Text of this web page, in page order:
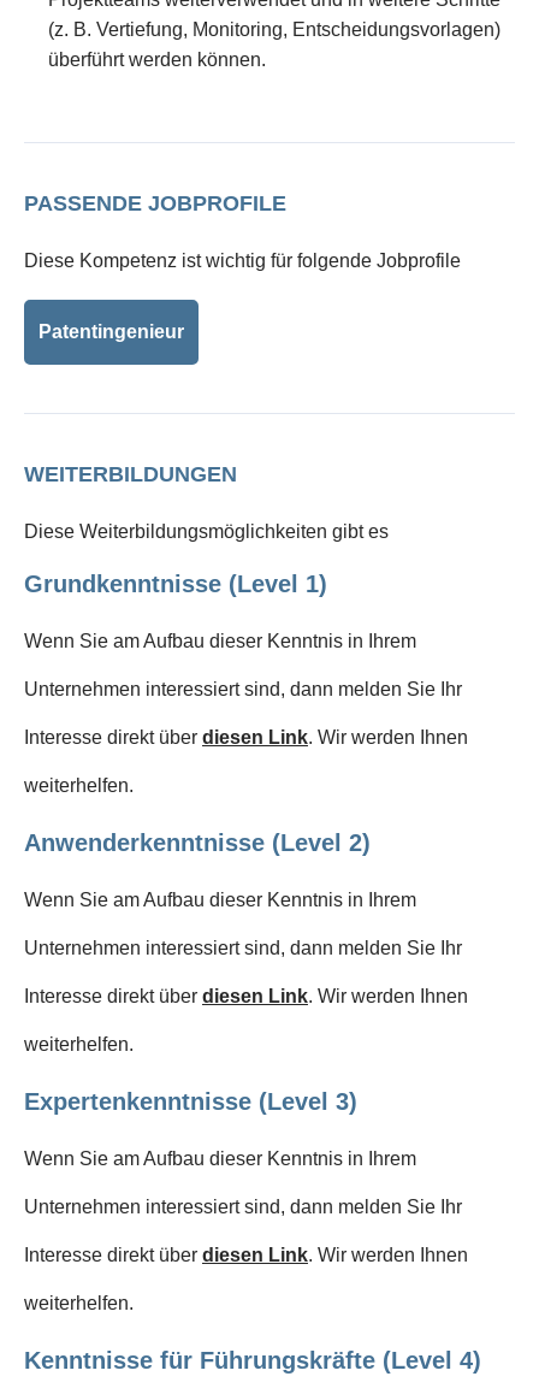
(z. B. Vertiefung, Monitoring, Entscheidungsvorlagen)
überführt werden können.
PASSENDE JOBPROFILE
Diese Kompetenz ist wichtig für folgende Jobprofile
Patentingenieur
WEITERBILDUNGEN
Diese Weiterbildungsmöglichkeiten gibt es
Grundkenntnisse (Level 1)
Wenn Sie am Aufbau dieser Kenntnis in Ihrem
Unternehmen interessiert sind, dann melden Sie Ihr
Interesse direkt über diesen Link. Wir werden Ihnen
weiterhelfen.
Anwenderkenntnisse (Level 2)
Wenn Sie am Aufbau dieser Kenntnis in Ihrem
Unternehmen interessiert sind, dann melden Sie Ihr
Interesse direkt über diesen Link. Wir werden Ihnen
weiterhelfen.
Expertenkenntnisse (Level 3)
Wenn Sie am Aufbau dieser Kenntnis in Ihrem
Unternehmen interessiert sind, dann melden Sie Ihr
Interesse direkt über diesen Link. Wir werden Ihnen
weiterhelfen.
Kenntnisse für Führungskräfte (Level 4)